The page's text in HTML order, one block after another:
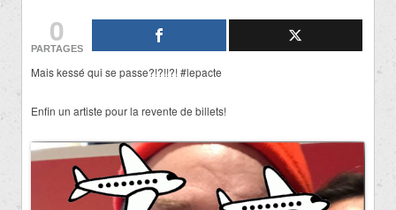
0
PARTAGES
Mais kessé qui se passe?!?!!?! #lepacte
Enfin un artiste pour la revente de billets!